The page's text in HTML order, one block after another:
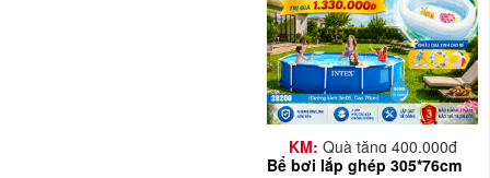
KM: Quà tặng 400.000đ
Bể bơi lắp ghép 305*76cm